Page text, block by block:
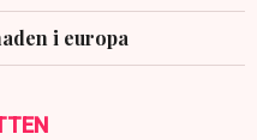
i europa